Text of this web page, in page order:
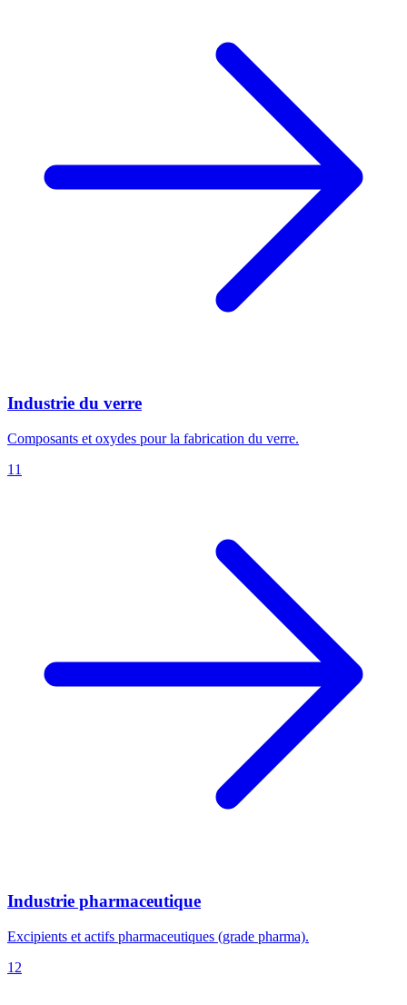
Industrie du verre
Composants et oxydes pour la fabrication du verre.
11
Industrie pharmaceutique
Excipients et actifs pharmaceutiques (grade pharma).
12